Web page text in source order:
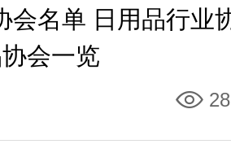
会名单 日用品行业
会一览